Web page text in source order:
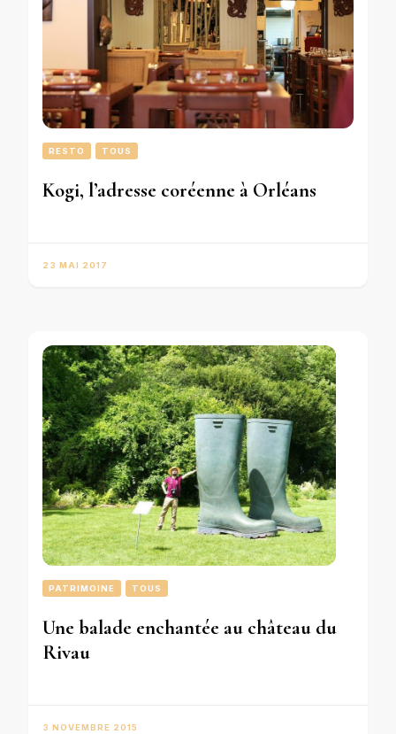
RESTO TOUS
Kogi, l’adresse coréenne à Orléans
23 MAI 2017
PATRIMOINE TOUS
Une balade enchantée au château du
Rivau
3 NOVEMBRE 2015